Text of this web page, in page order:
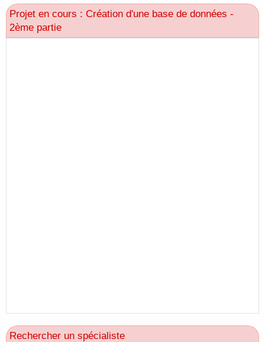
Projet en cours : Création d'une base de données -
2ème partie
Rechercher un spécialiste